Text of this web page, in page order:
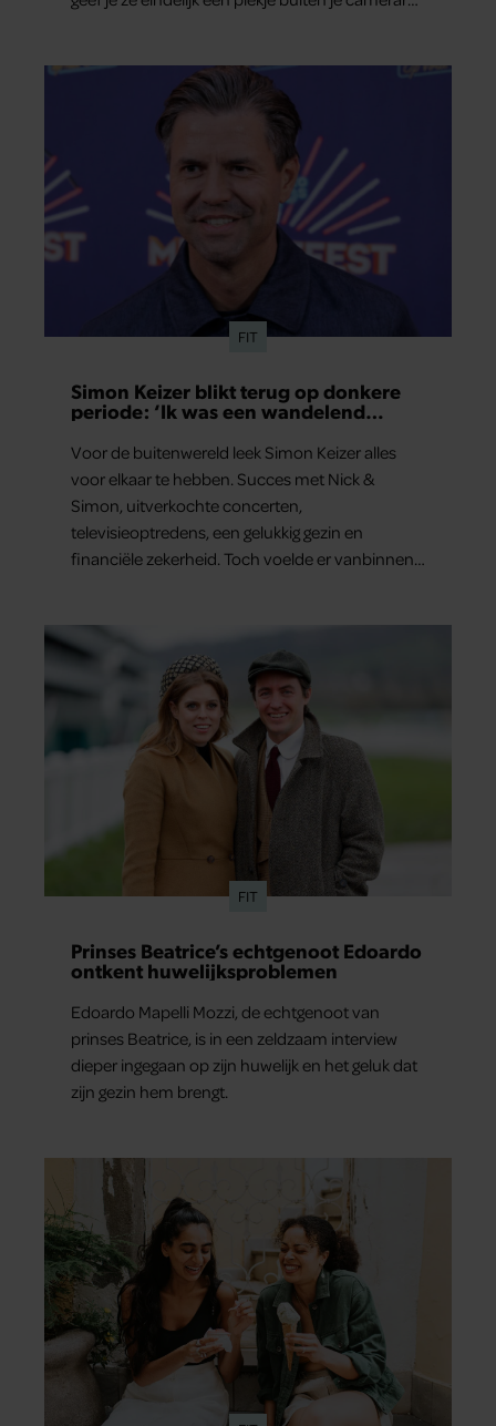
FIT
Simon Keizer blikt terug op donkere
periode: ‘Ik was een wandelend
Voor de buitenwereld leek Simon Keizer alles
voor elkaar te hebben. Succes met Nick &
Simon, uitverkochte concerten,
televisieoptredens, een gelukkig gezin en
financiële zekerheid. Toch voelde er vanbinnen
verder van zijn gevoel verwijderd raakte.
FIT
Prinses Beatrice’s echtgenoot Edoardo
ontkent huwelijksproblemen
Edoardo Mapelli Mozzi, de echtgenoot van
prinses Beatrice, is in een zeldzaam interview
dieper ingegaan op zijn huwelijk en het geluk dat
zijn gezin hem brengt.